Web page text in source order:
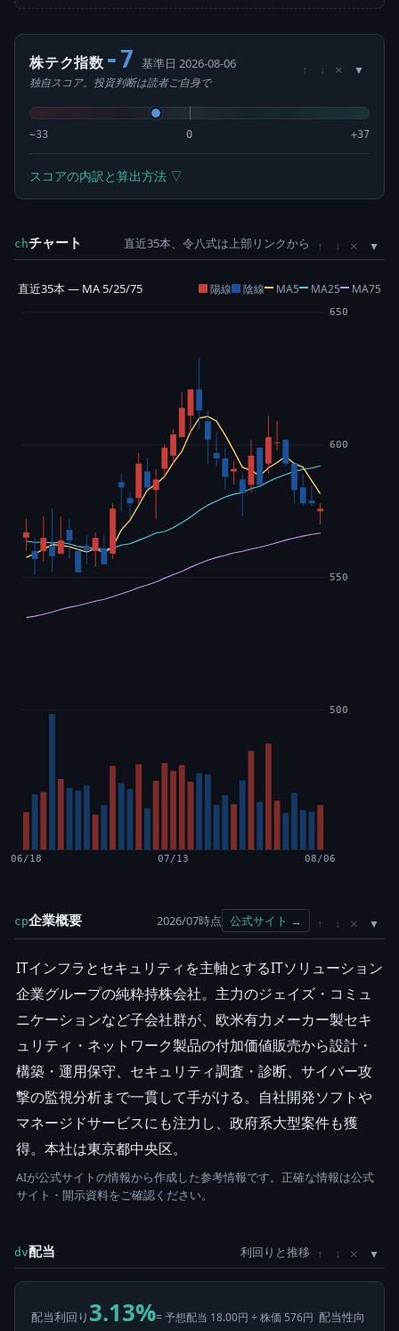
株テク指数 -7 基準日 2026-08-06
独自スコア。投資判断は読者ご自身で
↑ ↓ ×
−33 0 +37
スコアの内訳と算出方法 ▽
chチャート 直近35本、令八式は上部リンクから ↑ ↓ ×
直近35本 — MA 5/25/75 陽線 陰線 MA5 MA25 MA75
500
550
600
650
06/18 07/13 08/06
cp企業概要 2026/07時点 公式サイト → ↑ ↓ ×
ITインフラとセキュリティを主軸とするITソリューション
企業グループの純粋持株会社。主力のジェイズ・コミュ
ニケーションなど子会社群が、欧米有力メーカー製セキ
ュリティ・ネットワーク製品の付加価値販売から設計・
構築・運用保守、セキュリティ調査・診断、サイバー攻
撃の監視分析まで一貫して手がける。自社開発ソフトや
マネージドサービスにも注力し、政府系大型案件も獲
得。本社は東京都中央区。
AIが公式サイトの情報から作成した参考情報です。正確な情報は公式
サイト・開示資料をご確認ください。
dv配当 利回りと推移 ↑ ↓ ×
配当利回り 3.13%= 予想配当 18.00円 ÷ 株価 576円 配当性向